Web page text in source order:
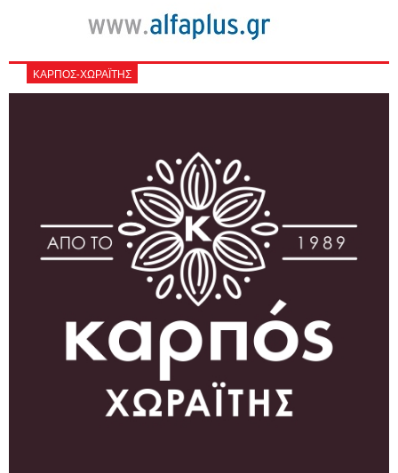
ΚΑΡΠΟΣ-ΧΩΡΑΪΤΗΣ